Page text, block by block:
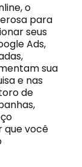
o
para
seus
Ads,
sua
e nas
de
que você